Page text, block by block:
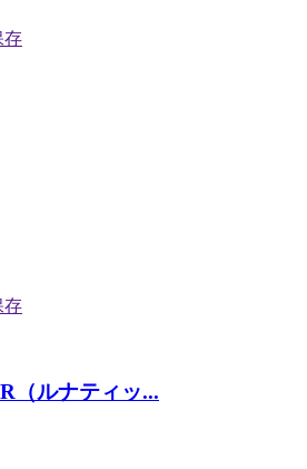
（ルナティッ...